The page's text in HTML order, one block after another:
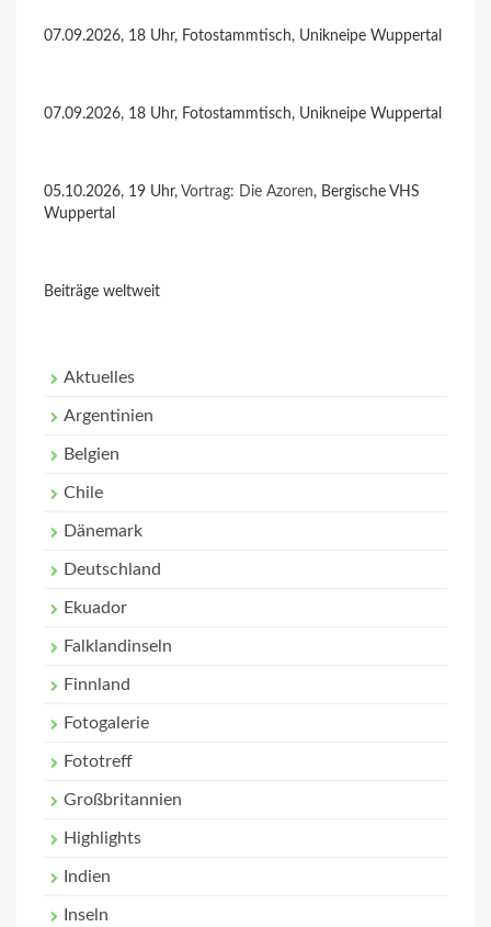
07.09.2026, 18 Uhr, Fotostammtisch, Unikneipe Wuppertal
07.09.2026, 18 Uhr, Fotostammtisch, Unikneipe Wuppertal
05.10.2026, 19 Uhr, Vortrag: Die Azoren, Bergische VHS
Wuppertal
Beiträge weltweit
Aktuelles
Argentinien
Belgien
Chile
Dänemark
Deutschland
Ekuador
Falklandinseln
Finnland
Fotogalerie
Fototreff
Großbritannien
Highlights
Indien
Inseln